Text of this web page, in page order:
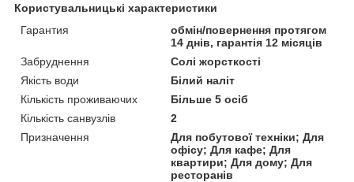
Користувальницькі характеристики
Гарантия
обмін/повернення протягом
14 днів, гарантія 12 місяців
Забруднення
Солі жорсткості
Якість води
Білий наліт
Кількість проживаючих
Більше 5 осіб
Кількість санвузлів
2
Призначення
Для побутової техніки; Для
офісу; Для кафе; Для
квартири; Для дому; Для
ресторанів